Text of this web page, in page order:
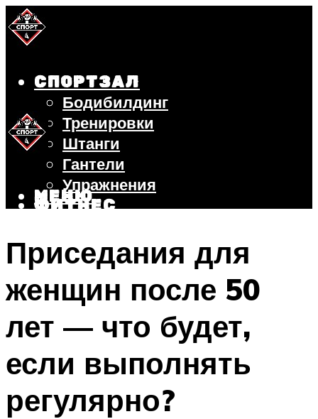
СПОРТЗАЛ
Бодибилдинг
Тренировки
Штанги
Гантели
Упражнения
ФИТНЕС
ВЕЛОСИПЕД
ПОХУДЕНИЕ
МЕНЮ
Приседания для
женщин после 50
лет — что будет,
если выполнять
регулярно?